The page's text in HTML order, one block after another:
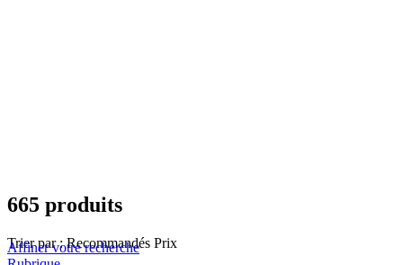
665 produits
Trier par : Recommandés Prix
Affiner votre recherche